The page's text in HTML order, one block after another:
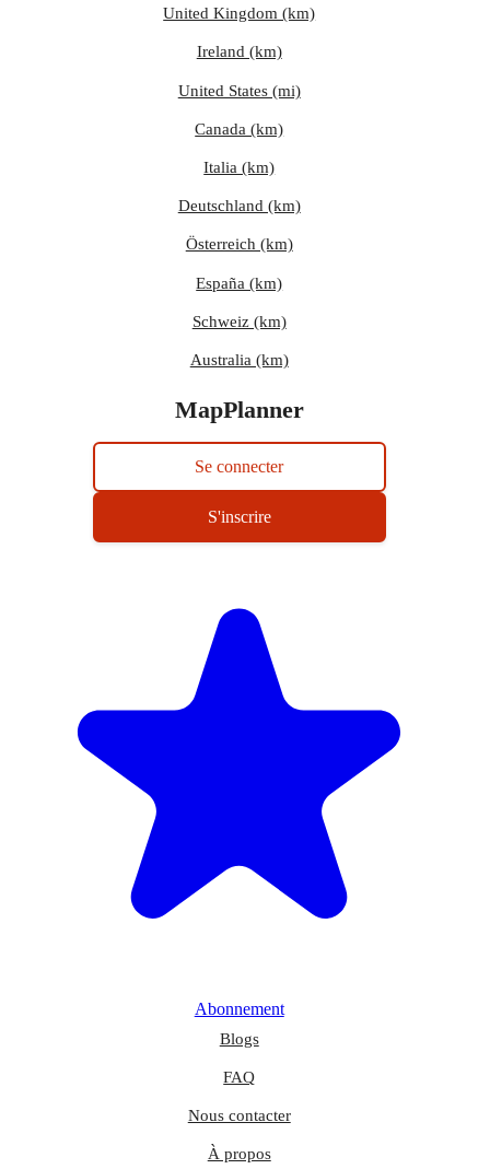
United Kingdom (km)
Ireland (km)
United States (mi)
Canada (km)
Italia (km)
Deutschland (km)
Österreich (km)
España (km)
Schweiz (km)
Australia (km)
MapPlanner
Se connecter
S'inscrire
Abonnement
Blogs
FAQ
Nous contacter
À propos